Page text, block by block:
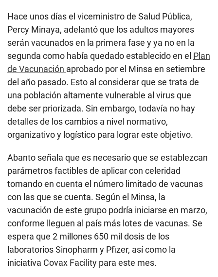
Hace unos días el viceministro de Salud Pública,
Percy Minaya, adelantó que los adultos mayores
serán vacunados en la primera fase y ya no en la
segunda como había quedado establecido en el Plan
de Vacunación aprobado por el Minsa en setiembre
del año pasado. Esto al considerar que se trata de
una población altamente vulnerable al virus que
debe ser priorizada. Sin embargo, todavía no hay
detalles de los cambios a nivel normativo,
organizativo y logístico para lograr este objetivo.
Abanto señala que es necesario que se establezcan
parámetros factibles de aplicar con celeridad
tomando en cuenta el número limitado de vacunas
con las que se cuenta. Según el Minsa, la
vacunación de este grupo podría iniciarse en marzo,
conforme lleguen al país más lotes de vacunas. Se
espera que 2 millones 650 mil dosis de los
laboratorios Sinopharm y Pfizer, así como la
iniciativa Covax Facility para este mes.